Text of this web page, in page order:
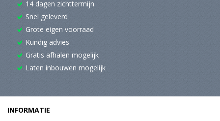
14 dagen zichttermijn
Snel geleverd
Grote eigen voorraad
Kundig advies
Gratis afhalen mogelijk
Laten inbouwen mogelijk
INFORMATIE